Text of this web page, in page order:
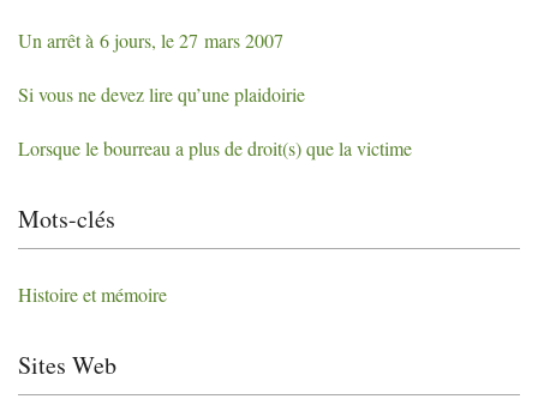
Un arrêt à 6 jours, le 27 mars 2007
Si vous ne devez lire qu’une plaidoirie
Lorsque le bourreau a plus de droit(s) que la victime
Mots-clés
Histoire et mémoire
Sites Web